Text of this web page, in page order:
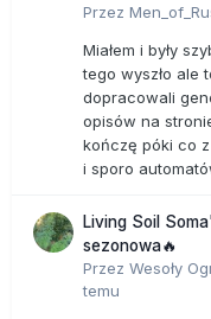
Przez
Miałem i były
tego wyszło ale
dopracowali
opisów na
kończę póki co
i sporo
Living Soil
sezonowa🔥
Przez Wesoły
temu